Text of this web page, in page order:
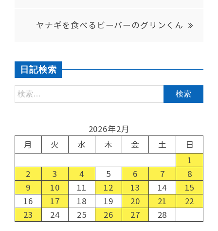
ヤナギを食べるビーバーのグリンくん
日記検索
2026年2月
月
火 水 木 金 土
日
1
2
3 4 5 6 7
8
9
10 11 12 13 14
15
16
17 18 19 20 21
22
23
24 25 26 27 28